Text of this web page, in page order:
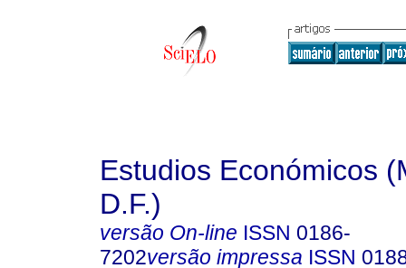
Estudios Económicos
D.F.)
versão On-line ISSN 0186-
7202versão impressa ISSN